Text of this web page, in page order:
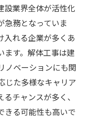
設業界全体が活性化
急務となっていま
入れる企業が多くあ
ます。解体工事は建
ノベーションにも関
じた多様なキャリア
チャンスが多く、
きる可能性も高いで